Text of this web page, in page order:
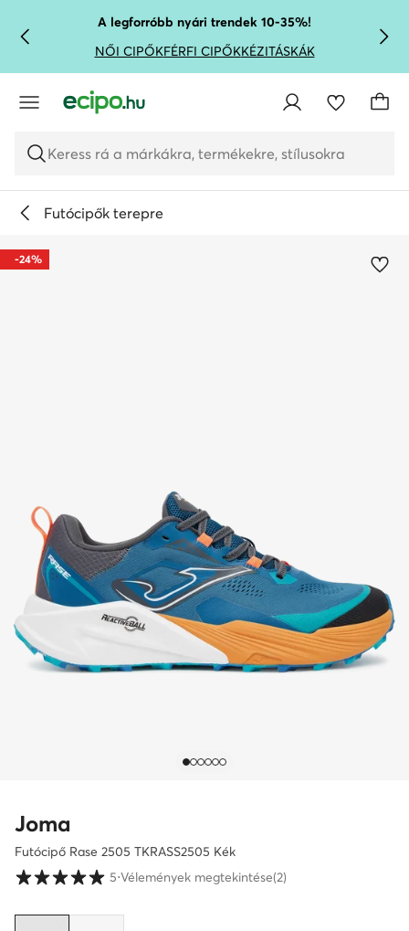
UGRÁS A FŐ TARTALOMRA
UGRÁS A KERESÉSHEZA legforróbb nyári trendek 10-35%!
NŐI CIPŐKFÉRFI CIPŐKKÉZITÁSKÁK
Keress rá a márkákra, termékekre, stílusokra
Futócipők terepre
-24%
Joma
Futócipő Rase 2505 TKRASS2505 Kék
Vásárlói értékelések 1-5 skálán
5⋅Vélemények megtekintése(2)